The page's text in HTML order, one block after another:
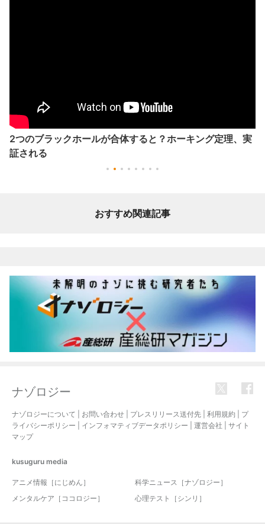
2つのブラックホールが合体すると？ホーキング定理、実
証される
おすすめ関連記事
ナゾロジー
ナゾロジーについて お問い合わせ プレスリリース送付先 利用規約
プ
ライバシーポリシー
インフォマティブデータポリシー 運営会社
サイト
マップ
kusuguru media
アニメ情報［にじめん］
科学ニュース［ナゾロジー］
メンタルケア［ココロジー］
心理テスト［シンリ］